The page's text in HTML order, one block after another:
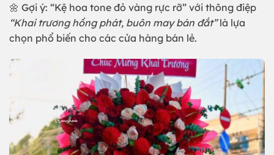
🌼 Gợi ý: “Kệ hoa tone đỏ vàng rực rỡ” với thông điệp
“Khai trương hồng phát, buôn may bán đắt”là lựa
chọn phổ biến cho các cửa hàng bán lẻ.